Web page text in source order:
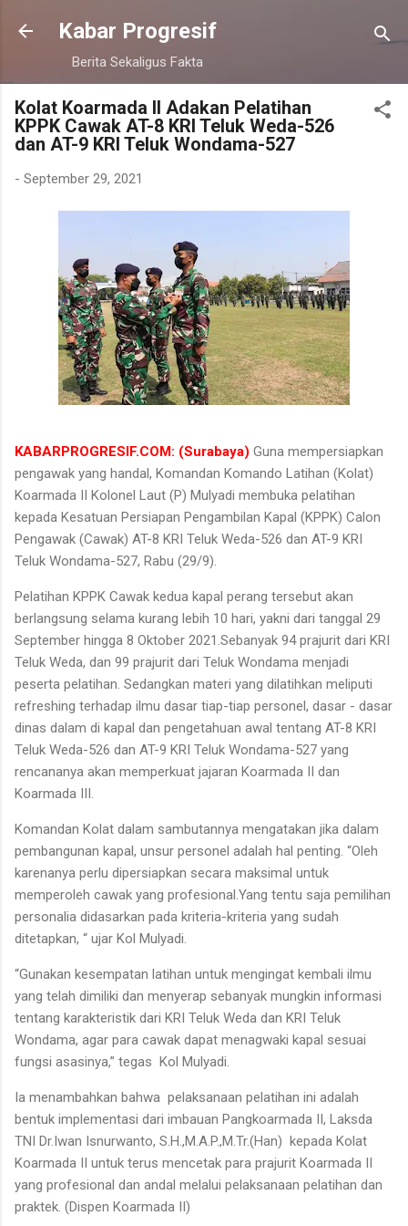
Langsung ke konten utama
Kabar Progresif
Berita Sekaligus Fakta
Kolat Koarmada II Adakan Pelatihan
KPPK Cawak AT-8 KRI Teluk Weda-526
dan AT-9 KRI Teluk Wondama-527
- September 29, 2021
KABARPROGRESIF.COM: (Surabaya) Guna mempersiapkan
pengawak yang handal, Komandan Komando Latihan (Kolat)
Koarmada II Kolonel Laut (P) Mulyadi membuka pelatihan
kepada Kesatuan Persiapan Pengambilan Kapal (KPPK) Calon
Pengawak (Cawak) AT-8 KRI Teluk Weda-526 dan AT-9 KRI
Teluk Wondama-527, Rabu (29/9).
Pelatihan KPPK Cawak kedua kapal perang tersebut akan
berlangsung selama kurang lebih 10 hari, yakni dari tanggal 29
September hingga 8 Oktober 2021.Sebanyak 94 prajurit dari KRI
Teluk Weda, dan 99 prajurit dari Teluk Wondama menjadi
peserta pelatihan. Sedangkan materi yang dilatihkan meliputi
refreshing terhadap ilmu dasar tiap-tiap personel, dasar - dasar
dinas dalam di kapal dan pengetahuan awal tentang AT-8 KRI
Teluk Weda-526 dan AT-9 KRI Teluk Wondama-527 yang
rencananya akan memperkuat jajaran Koarmada II dan
Koarmada III.
Komandan Kolat dalam sambutannya mengatakan jika dalam
pembangunan kapal, unsur personel adalah hal penting. “Oleh
karenanya perlu dipersiapkan secara maksimal untuk
memperoleh cawak yang profesional.Yang tentu saja pemilihan
personalia didasarkan pada kriteria-kriteria yang sudah
ditetapkan, “ ujar Kol Mulyadi.
“Gunakan kesempatan latihan untuk mengingat kembali ilmu
yang telah dimiliki dan menyerap sebanyak mungkin informasi
tentang karakteristik dari KRI Teluk Weda dan KRI Teluk
Wondama, agar para cawak dapat menagwaki kapal sesuai
fungsi asasinya,” tegas Kol Mulyadi.
Ia menambahkan bahwa pelaksanaan pelatihan ini adalah
bentuk implementasi dari imbauan Pangkoarmada II, Laksda
TNI Dr.Iwan Isnurwanto, S.H.,M.A.P.,M.Tr.(Han) kepada Kolat
Koarmada II untuk terus mencetak para prajurit Koarmada II
yang profesional dan andal melalui pelaksanaan pelatihan dan
praktek. (Dispen Koarmada II)